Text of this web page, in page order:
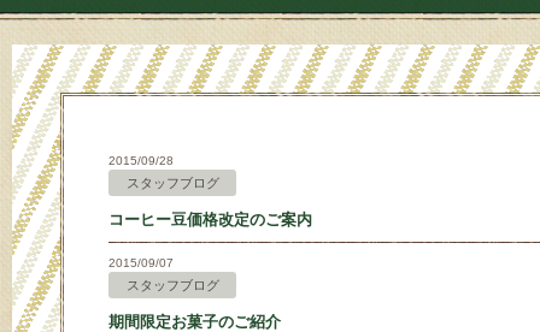
2015/09/28
スタッフブログ
コーヒー豆価格改定のご案内
2015/09/07
スタッフブログ
期間限定お菓子のご紹介